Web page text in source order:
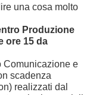
una cosa molto
Produzione
ore 15 da
Comunicazione e
scadenza
realizzati dal